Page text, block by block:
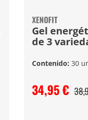
XENOFIT
Gel
de 3
Contenido: 30
34,95 €